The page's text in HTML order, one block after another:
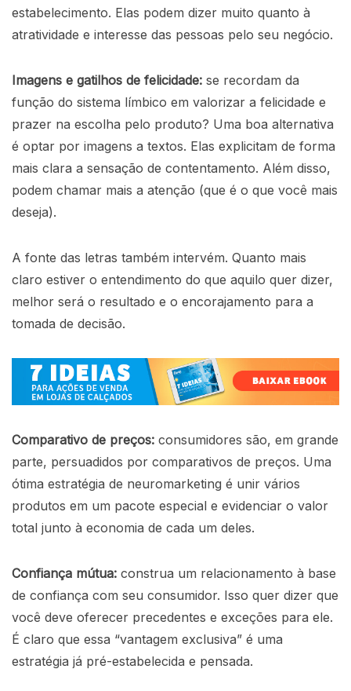
estabelecimento. Elas podem dizer muito quanto à
atratividade e interesse das pessoas pelo seu negócio.
Imagens e gatilhos de felicidade: se recordam da
função do sistema límbico em valorizar a felicidade e
prazer na escolha pelo produto? Uma boa alternativa
é optar por imagens a textos. Elas explicitam de forma
mais clara a sensação de contentamento. Além disso,
podem chamar mais a atenção (que é o que você mais
deseja).
A fonte das letras também intervém. Quanto mais
claro estiver o entendimento do que aquilo quer dizer,
melhor será o resultado e o encorajamento para a
tomada de decisão.
Comparativo de preços: consumidores são, em grande
parte, persuadidos por comparativos de preços. Uma
ótima estratégia de neuromarketing é unir vários
produtos em um pacote especial e evidenciar o valor
total junto à economia de cada um deles.
Confiança mútua: construa um relacionamento à base
de confiança com seu consumidor. Isso quer dizer que
você deve oferecer precedentes e exceções para ele.
É claro que essa “vantagem exclusiva” é uma
estratégia já pré-estabelecida e pensada.